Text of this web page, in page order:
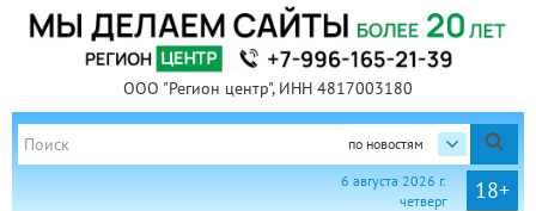
ООО "Регион центр", ИНН 4817003180
по новостям
18+
6 августа 2026 г.
четверг